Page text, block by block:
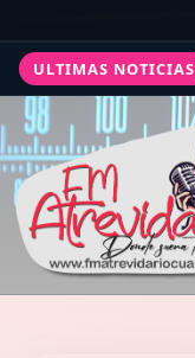
ULTIMAS NOTICIAS
destruyó